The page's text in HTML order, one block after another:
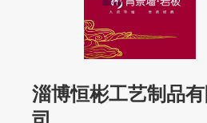
淄博恒彬工艺制品